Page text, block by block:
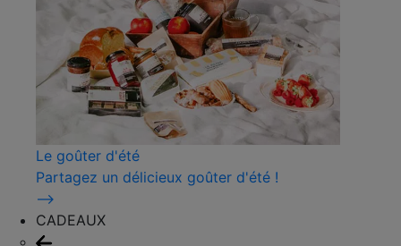
Le goûter d'été
Partagez un délicieux goûter d'été !
⟶
CADEAUX